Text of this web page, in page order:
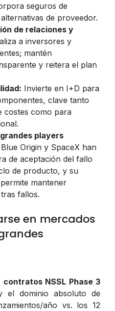
seguros de
de proveedor.
de relaciones y
a inversores y
mantén
y reitera el plan
Invierte en I+D para
clave tanto
costes como para
players
Blue Origin y SpaceX han
de aceptación del fallo
de producto, y su
mantener
fallos.
en mercados
contratos NSSL Phase 3
el dominio absoluto de
año vs. los 12